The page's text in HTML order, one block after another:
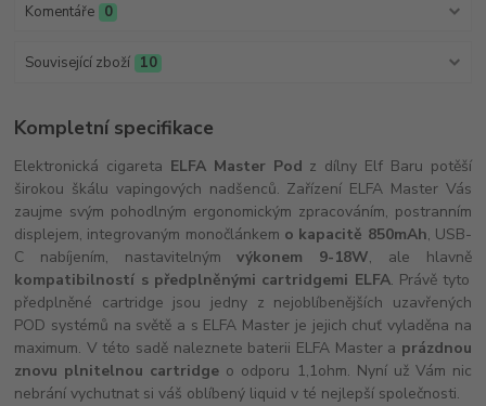
Komentáře 0
Související zboží 10
Kompletní specifikace
Elektronická cigareta ELFA Master Pod z dílny Elf Baru potěší
širokou škálu vapingových nadšenců. Zařízení ELFA Master Vás
zaujme svým pohodlným ergonomickým zpracováním, postranním
displejem, integrovaným monočlánkem o kapacitě 850mAh, USB-
C nabíjením, nastavitelnýmvýkonem 9-18W, ale hlavně
kompatibilností s předplněnými cartridgemi ELFA. Právě tyto
předplněné cartridge jsou jedny z nejoblíbenějších uzavřených
POD systémů na světě a s ELFA Master je jejich chuť vyladěna na
maximum. V této sadě naleznete baterii ELFA Master a prázdnou
znovu plnitelnou cartridge o odporu 1,1ohm. Nyní už Vám nic
nebrání vychutnat si váš oblíbený liquid v té nejlepší společnosti.